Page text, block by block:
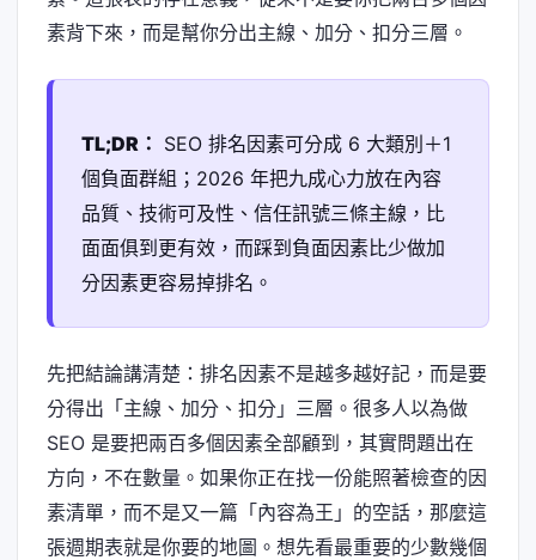
素背下來，而是幫你分出主線、加分、扣分三層。
TL;DR： SEO 排名因素可分成 6 大類別＋1
個負面群組；2026 年把九成心力放在內容
品質、技術可及性、信任訊號三條主線，比
面面俱到更有效，而踩到負面因素比少做加
分因素更容易掉排名。
先把結論講清楚：排名因素不是越多越好記，而是要
分得出「主線、加分、扣分」三層。很多人以為做
SEO 是要把兩百多個因素全部顧到，其實問題出在
方向，不在數量。如果你正在找一份能照著檢查的因
素清單，而不是又一篇「內容為王」的空話，那麼這
張週期表就是你要的地圖。想先看最重要的少數幾個